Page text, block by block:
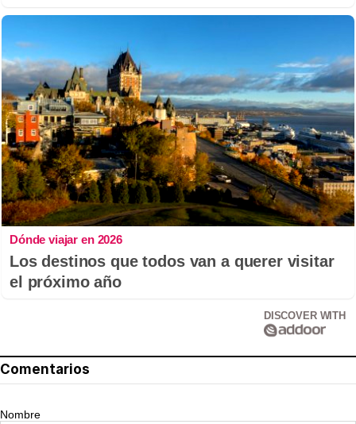
Dónde viajar en 2026
Los destinos que todos van a querer visitar
el próximo año
DISCOVER WITH
Comentarios
Nombre